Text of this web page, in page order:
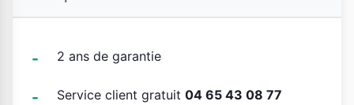
2 ans de garantie
Service client gratuit 04 65 43 08 77